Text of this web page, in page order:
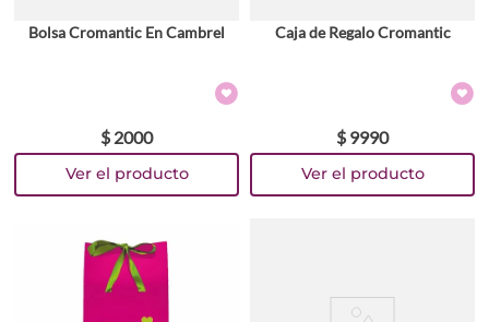
Bolsa Cromantic En Cambrel
$ 2000
Caja de Regalo Cromantic
$ 9990